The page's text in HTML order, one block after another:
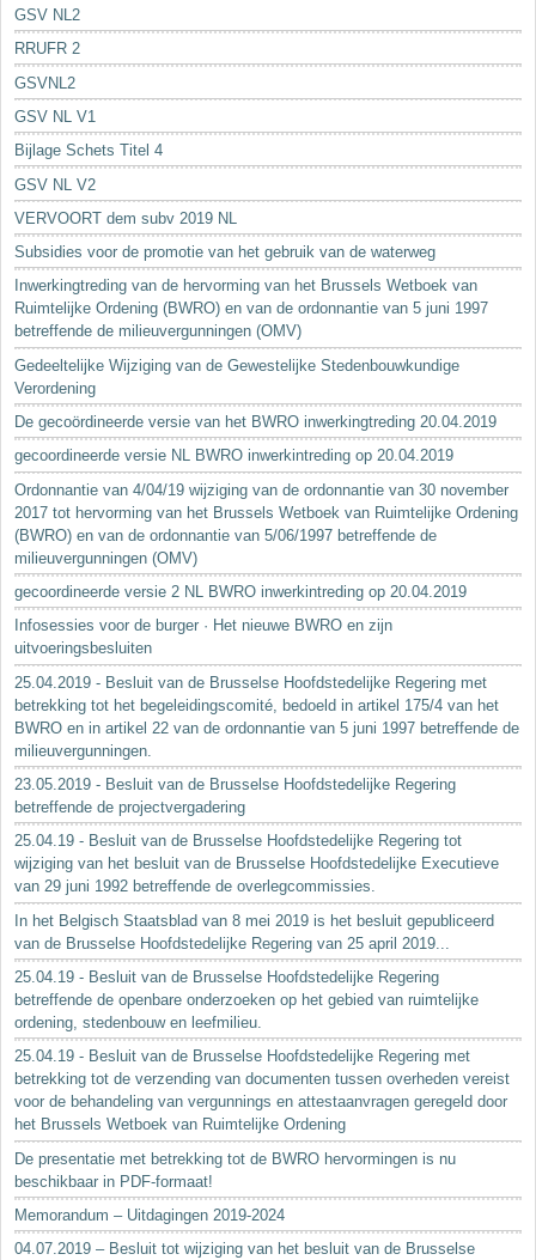
GSV NL2
RRUFR 2
GSVNL2
GSV NL V1
Bijlage Schets Titel 4
GSV NL V2
VERVOORT dem subv 2019 NL
Subsidies voor de promotie van het gebruik van de waterweg
Inwerkingtreding van de hervorming van het Brussels Wetboek van
Ruimtelijke Ordening (BWRO) en van de ordonnantie van 5 juni 1997
betreffende de milieuvergunningen (OMV)
Gedeeltelijke Wijziging van de Gewestelijke Stedenbouwkundige
Verordening
De gecoördineerde versie van het BWRO inwerkingtreding 20.04.2019
gecoordineerde versie NL BWRO inwerkintreding op 20.04.2019
Ordonnantie van 4/04/19 wijziging van de ordonnantie van 30 november
2017 tot hervorming van het Brussels Wetboek van Ruimtelijke Ordening
(BWRO) en van de ordonnantie van 5/06/1997 betreffende de
milieuvergunningen (OMV)
gecoordineerde versie 2 NL BWRO inwerkintreding op 20.04.2019
Infosessies voor de burger · Het nieuwe BWRO en zijn
uitvoeringsbesluiten
25.04.2019 - Besluit van de Brusselse Hoofdstedelijke Regering met
betrekking tot het begeleidingscomité, bedoeld in artikel 175/4 van het
BWRO en in artikel 22 van de ordonnantie van 5 juni 1997 betreffende de
milieuvergunningen.
23.05.2019 - Besluit van de Brusselse Hoofdstedelijke Regering
betreffende de projectvergadering
25.04.19 - Besluit van de Brusselse Hoofdstedelijke Regering tot
wijziging van het besluit van de Brusselse Hoofdstedelijke Executieve
van 29 juni 1992 betreffende de overlegcommissies.
In het Belgisch Staatsblad van 8 mei 2019 is het besluit gepubliceerd
van de Brusselse Hoofdstedelijke Regering van 25 april 2019...
25.04.19 - Besluit van de Brusselse Hoofdstedelijke Regering
betreffende de openbare onderzoeken op het gebied van ruimtelijke
ordening, stedenbouw en leefmilieu.
25.04.19 - Besluit van de Brusselse Hoofdstedelijke Regering met
betrekking tot de verzending van documenten tussen overheden vereist
voor de behandeling van vergunnings en attestaanvragen geregeld door
het Brussels Wetboek van Ruimtelijke Ordening
De presentatie met betrekking tot de BWRO hervormingen is nu
beschikbaar in PDF-formaat!
Memorandum – Uitdagingen 2019-2024
04.07.2019 – Besluit tot wijziging van het besluit van de Brusselse